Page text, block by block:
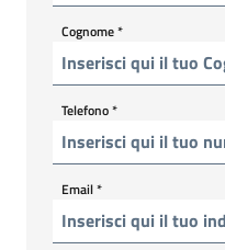
Cognome*
Telefono*
Email*